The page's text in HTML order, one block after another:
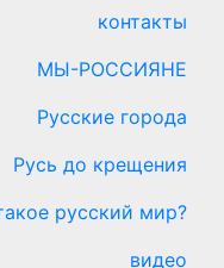
контакты
МЫ-РОССИЯНЕ
Русские города
Русь до крещения
русский мир?
видео